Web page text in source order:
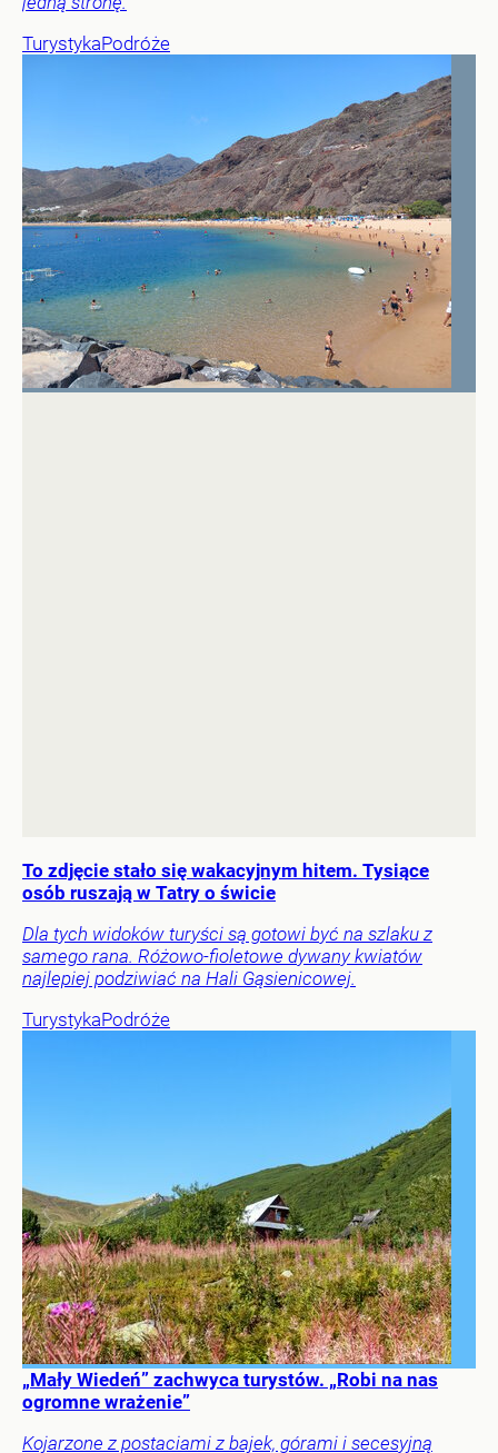
TurystykaPodróże
To zdjęcie stało się wakacyjnym hitem. Tysiące
osób ruszają w Tatry o świcie
Dla tych widoków turyści są gotowi być na szlaku z
samego rana. Różowo-fioletowe dywany kwiatów
najlepiej podziwiać na Hali Gąsienicowej.
TurystykaPodróże
„Mały Wiedeń” zachwyca turystów. „Robi na nas
ogromne wrażenie”
Kojarzone z postaciami z bajek, górami i secesyjną